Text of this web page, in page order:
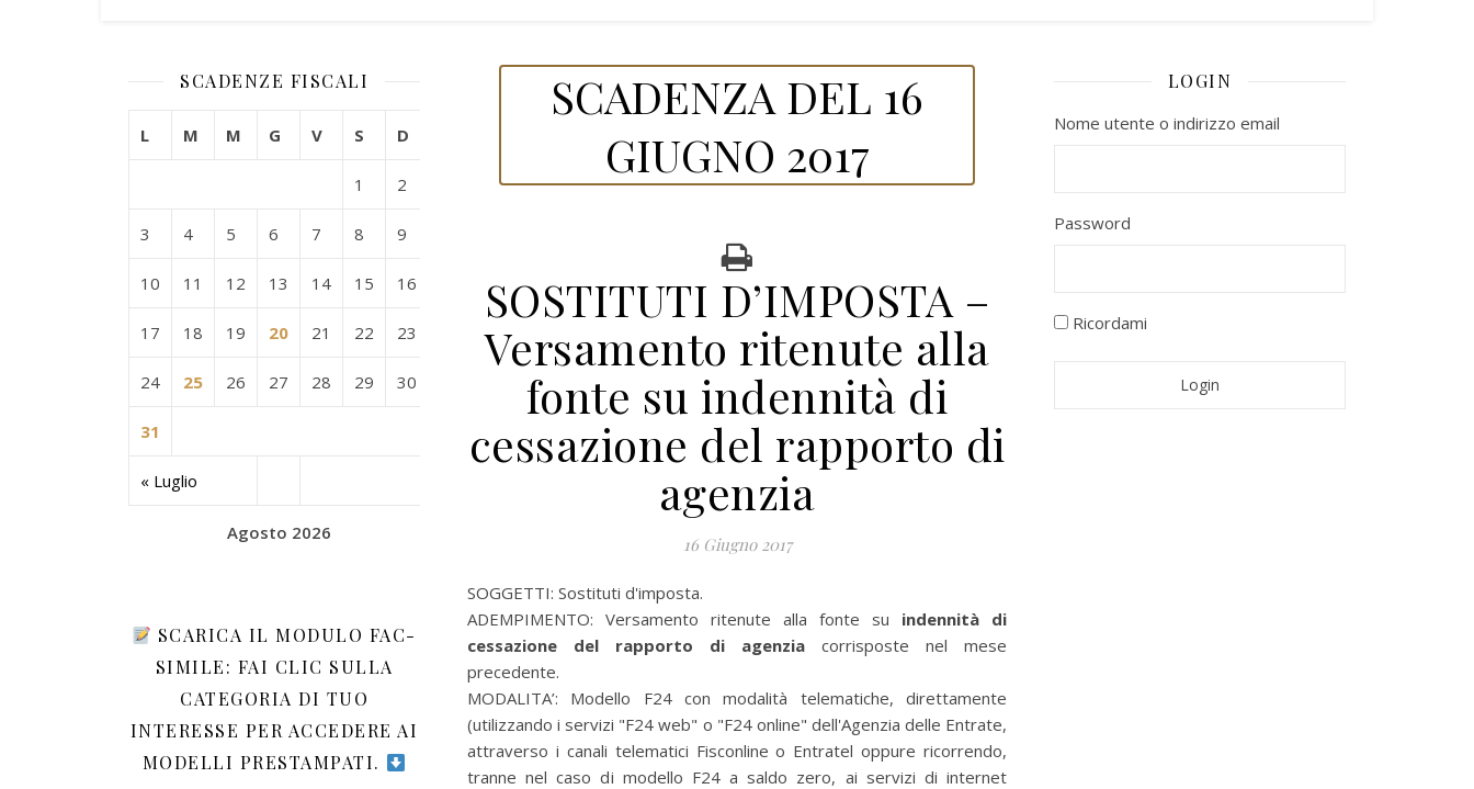
SCADENZE FISCALI
Agosto 2026
L M M G V S D
« Luglio
1 2
3 4 5 6 7 8 9
10 11 12 13 14 15 16
17 18 19 20 21 22 23
24 25 26 27 28 29 30
31
SCARICA IL MODULO FAC-
SIMILE: FAI CLIC SULLA
CATEGORIA DI TUO
INTERESSE PER ACCEDERE AI
MODELLI PRESTAMPATI.
SCADENZA DEL 16
GIUGNO 2017
SOSTITUTI D’IMPOSTA –
Versamento ritenute alla
fonte su indennità di
cessazione del rapporto di
agenzia
16 Giugno 2017
SOGGETTI: Sostituti d'imposta.
ADEMPIMENTO: Versamento ritenute alla fonte su indennità di
cessazione del rapporto di agenzia corrisposte nel mese
precedente.
MODALITA’: Modello F24 con modalità telematiche, direttamente
(utilizzando i servizi "F24 web" o "F24 online" dell'Agenzia delle Entrate,
attraverso i canali telematici Fisconline o Entratel oppure ricorrendo,
tranne nel caso di modello F24 a saldo zero, ai servizi di internet
LOGIN
Nome utente o indirizzo email
Password
Ricordami